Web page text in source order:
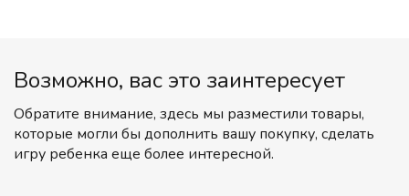
Возможно, вас это заинтересует
Обратите внимание, здесь мы разместили товары,
которые могли бы дополнить вашу покупку, сделать
игру ребенка еще более интересной.